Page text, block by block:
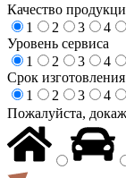
Качество
1
2 3 4
Уровень сервиса
1
2 3 4
Срок изготовления
1
2 3 4
Пожалуйста,